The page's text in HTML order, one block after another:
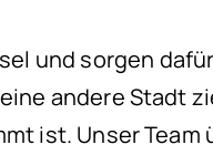
und sorgen
andere Stadt
ist. Unser